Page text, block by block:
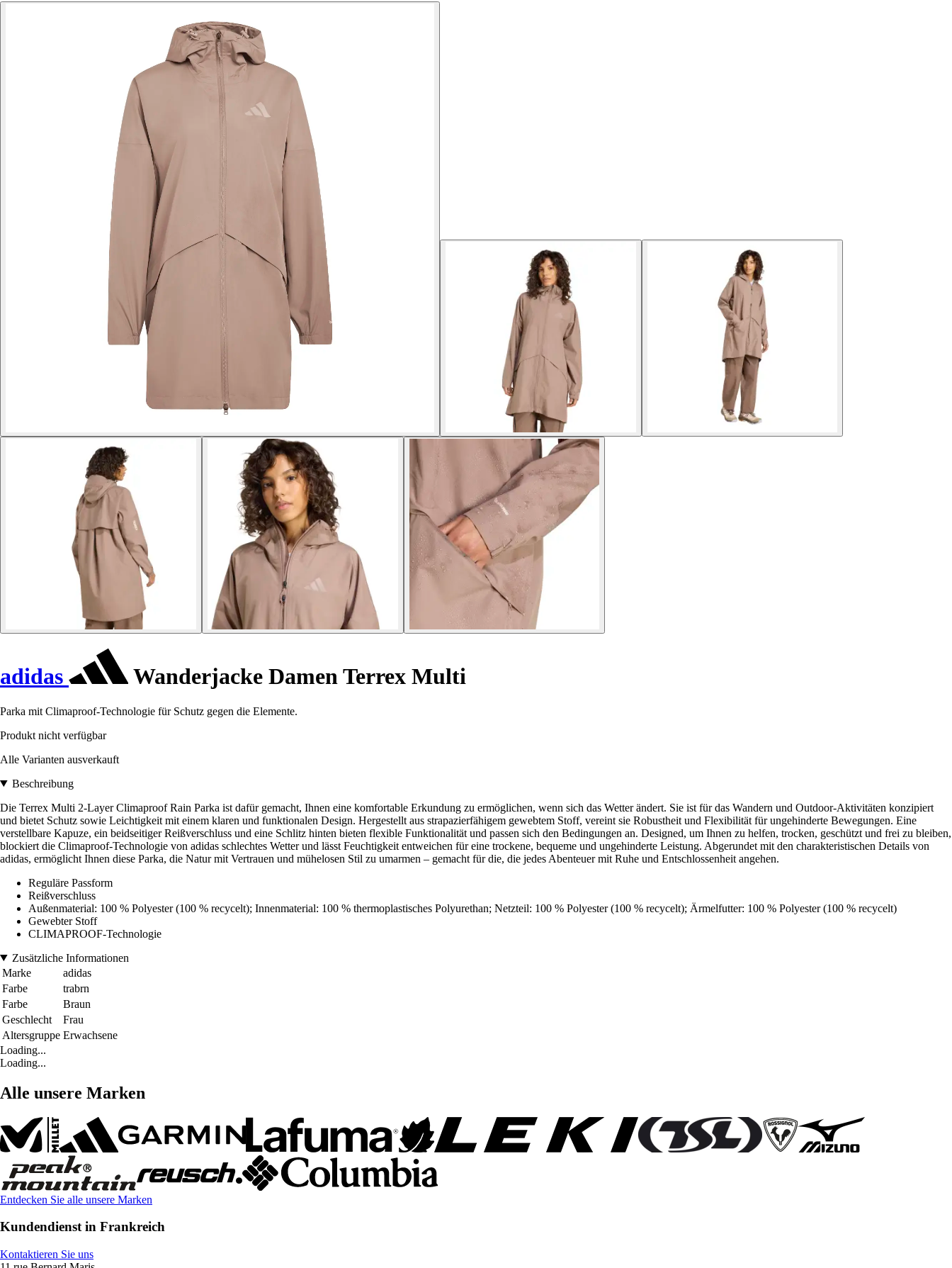
adidas Wanderjacke Damen Terrex Multi
Parka mit Climaproof-Technologie für Schutz gegen die Elemente.
Produkt nicht verfügbar
Alle Varianten ausverkauft
Beschreibung
Die Terrex Multi 2-Layer Climaproof Rain Parka ist dafür gemacht, Ihnen eine komfortable Erkundung zu ermöglichen, wenn sich das Wetter ändert. Sie ist für das Wandern und Outdoor-Aktivitäten konzipiert
und bietet Schutz sowie Leichtigkeit mit einem klaren und funktionalen Design. Hergestellt aus strapazierfähigem gewebtem Stoff, vereint sie Robustheit und Flexibilität für ungehinderte Bewegungen. Eine
verstellbare Kapuze, ein beidseitiger Reißverschluss und eine Schlitz hinten bieten flexible Funktionalität und passen sich den Bedingungen an. Designed, um Ihnen zu helfen, trocken, geschützt und frei zu bleiben,
blockiert die Climaproof-Technologie von adidas schlechtes Wetter und lässt Feuchtigkeit entweichen für eine trockene, bequeme und ungehinderte Leistung. Abgerundet mit den charakteristischen Details von
adidas, ermöglicht Ihnen diese Parka, die Natur mit Vertrauen und mühelosen Stil zu umarmen – gemacht für die, die jedes Abenteuer mit Ruhe und Entschlossenheit angehen.
Reguläre Passform
Reißverschluss
Außenmaterial: 100 % Polyester (100 % recycelt); Innenmaterial: 100 % thermoplastisches Polyurethan; Netzteil: 100 % Polyester (100 % recycelt); Ärmelfutter: 100 % Polyester (100 % recycelt)
Gewebter Stoff
CLIMAPROOF-Technologie
Zusätzliche Informationen
Marke
adidas
Farbe
trabrn
Farbe
Braun
Geschlecht
Frau
Altersgruppe Erwachsene
Loading...
Loading...
Alle unsere Marken
Entdecken Sie alle unsere Marken
Kundendienst in Frankreich
Kontaktieren Sie uns